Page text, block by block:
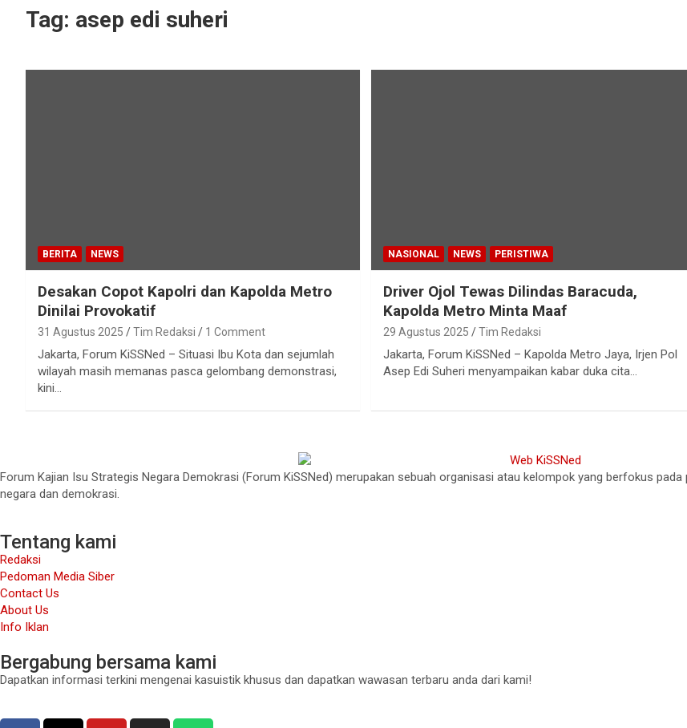
Tag: asep edi suheri
BERITA NEWS
Desakan Copot Kapolri dan Kapolda Metro
Dinilai Provokatif
31 Agustus 2025 Tim Redaksi 1 Comment
Jakarta, Forum KiSSNed – Situasi Ibu Kota dan sejumlah
wilayah masih memanas pasca gelombang demonstrasi,
kini…
NASIONAL NEWS PERISTIWA
Driver Ojol Tewas Dilindas Baracuda,
Kapolda Metro Minta Maaf
29 Agustus 2025 Tim Redaksi
Jakarta, Forum KiSSNed – Kapolda Metro Jaya, Irjen Pol
Asep Edi Suheri menyampaikan kabar duka cita…
Forum Kajian Isu Strategis Negara Demokrasi (Forum KiSSNed) merupakan sebuah organisasi atau kelompok yang berfokus
negara dan demokrasi.
Tentang kami
Redaksi
Pedoman Media Siber
Contact Us
About Us
Info Iklan
Bergabung bersama kami
Dapatkan informasi terkini mengenai kasuistik khusus dan dapatkan wawasan terbaru anda dari kami!